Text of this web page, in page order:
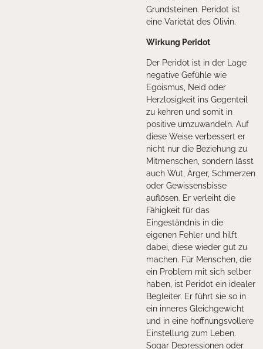
Grundsteinen. Peridot ist
eine Varietät des Olivin.
Wirkung Peridot
Der Peridot ist in der Lage
negative Gefühle wie
Egoismus, Neid oder
Herzlosigkeit ins Gegenteil
zu kehren und somit in
positive umzuwandeln. Auf
diese Weise verbessert er
nicht nur die Beziehung zu
Mitmenschen, sondern lässt
auch Wut, Ärger, Schmerzen
oder Gewissensbisse
auflösen. Er verleiht die
Fähigkeit für das
Eingeständnis in die
eigenen Fehler und hilft
dabei, diese wieder gut zu
machen. Für Menschen, die
ein Problem mit sich selber
haben, ist Peridot ein idealer
Begleiter. Er führt sie so in
ein inneres Gleichgewicht
und in eine hoffnungsvollere
Einstellung zum Leben.
Sogar Depressionen oder